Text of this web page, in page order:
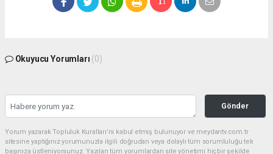
Okuyucu Yorumları (0)
Gönder
Yorum yazarak Topluluk Kuralları’nı kabul etmiş bulunuyor ve meydantv.com.tr
sitesine yaptığınız yorumunuzla ilgili doğrudan veya dolaylı tüm sorumluluğu tek
başınıza üstleniyorsunuz. Yazılan tüm yorumlardan site yönetimi hiçbir şekilde